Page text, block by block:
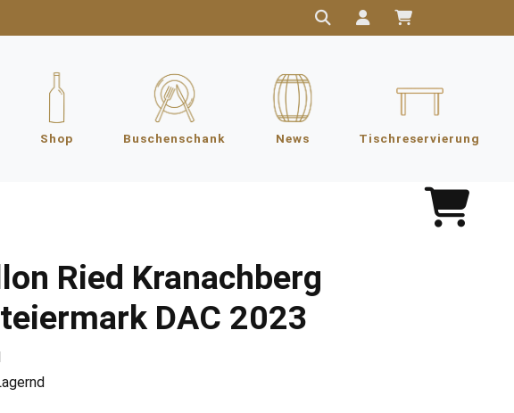
Shop Buschenschank News Tischreservierung
Ried Kranachberg
DAC 2023